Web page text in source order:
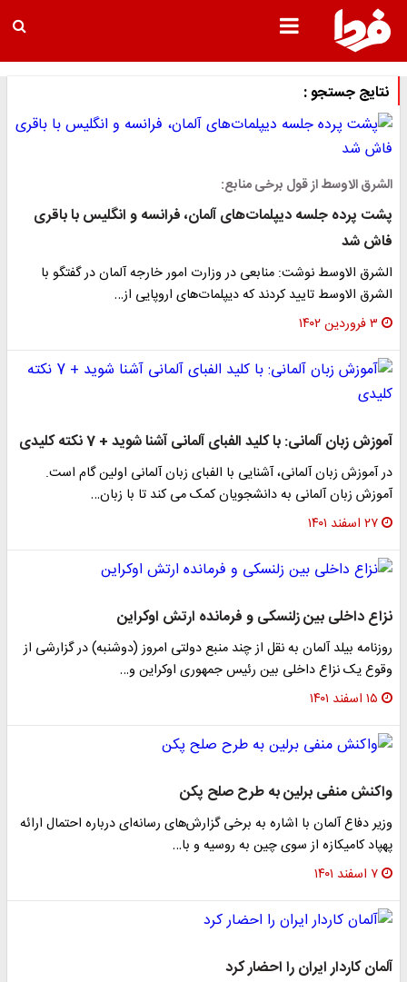
نتایج جستجو :
الشرق الاوسط از قول برخی منابع:
پشت پرده جلسه دیپلمات‌های آلمان، فرانسه و انگلیس با باقری
فاش شد
الشرق الاوسط نوشت: منابعی در وزارت امور خارجه آلمان در گفتگو با
الشرق الاوسط تایید کردند که دیپلمات‌های اروپایی از…
۳ فروردین ۱۴۰۲
آموزش زبان آلمانی: با کلید الفبای آلمانی آشنا شوید + 7 نکته کلیدی
در آموزش زبان آلمانی، آشنایی با الفبای زبان آلمانی اولین گام است.
آموزش زبان آلمانی به دانشجویان کمک می کند تا با زبان…
۲۷ اسفند ۱۴۰۱
نزاع داخلی بین زلنسکی و فرمانده ارتش اوکراین
روزنامه بیلد آلمان به نقل از چند منبع دولتی امروز (دوشنبه) در گزارشی از
وقوع یک نزاع داخلی بین رئیس جمهوری اوکراین و…
۱۵ اسفند ۱۴۰۱
واکنش منفی برلین به طرح صلح پکن
وزیر دفاع آلمان با اشاره به برخی گزارش‌های رسانه‌ای درباره احتمال ارائه
پهپاد کامیکازه از سوی چین به روسیه و با…
۷ اسفند ۱۴۰۱
آلمان کاردار ایران را احضار کرد